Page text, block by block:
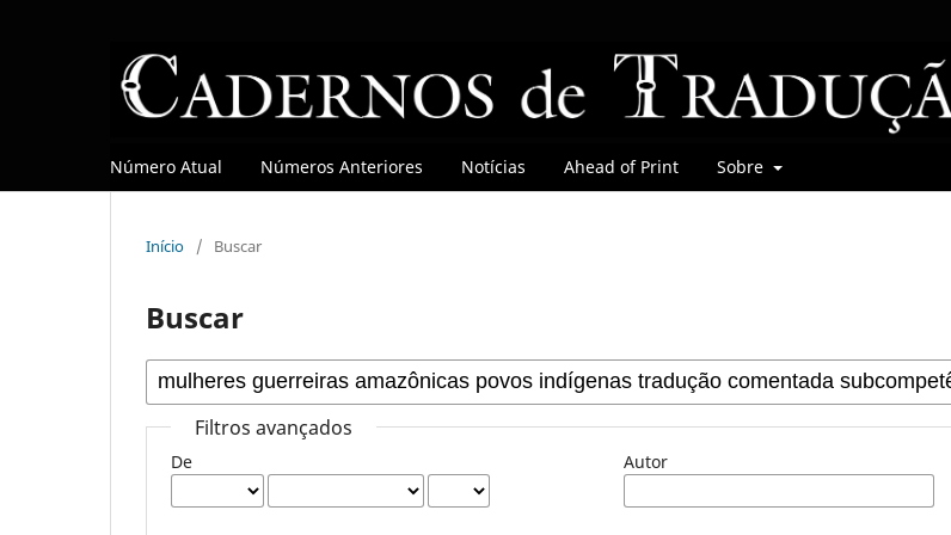
Número Atual Números Anteriores Notícias Ahead of Print Sobre
Início / Buscar
Buscar
Filtros avançados
De Autor